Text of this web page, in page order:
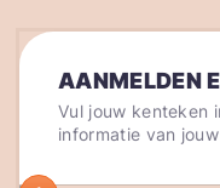
AANMELDEN
Vul jouw kenteken
informatie van